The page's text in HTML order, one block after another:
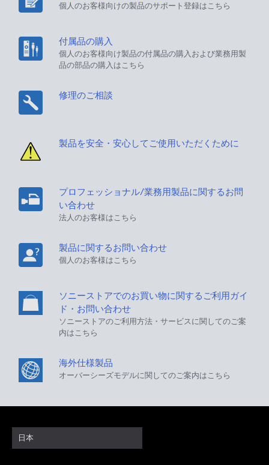
個人のお客様向けの製品のサポート登録はこちら
付属品の購入
個人のお客様向け製品の付属品の購入および業務用製
品の部品の購入はこちら
修理のご相談
製品を安全・安心してご使用いただくために
プロフェッショナル/業務用製品に関するお問
い合わせ
法人のお客様はこちら
製品に関するお問い合わせ
個人のお客様はこちら
ソニーストアでのお買い物に関するご利用ガイ
ド・お問い合わせ
ソニーストアのご利用方法・サービスに関してのご案
内はこちら
海外仕様製品
オーバーシーズモデルに関してのご案内はこちら
日本